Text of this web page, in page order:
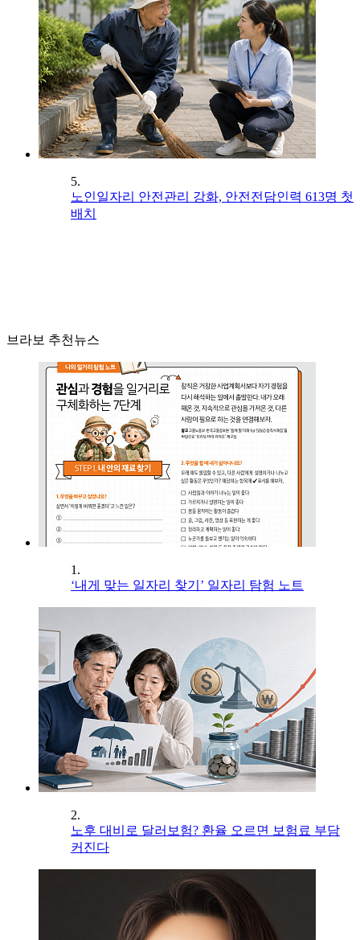
5.
노인일자리 안전관리 강화, 안전전담인력 613명 첫
배치
브라보 추천뉴스
1.
‘내게 맞는 일자리 찾기’ 일자리 탐험 노트
2.
노후 대비로 달러보험? 환율 오르면 보험료 부담
커진다